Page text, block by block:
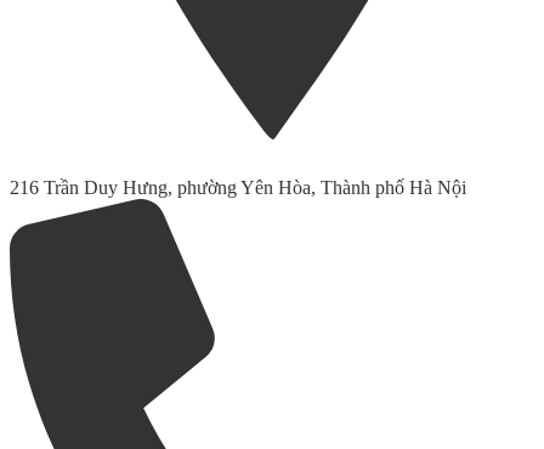
216 Trần Duy Hưng, phường Yên Hòa, Thành phố Hà Nội